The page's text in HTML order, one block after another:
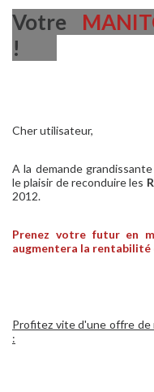
Votre
!
Cher utilisateur,
A la demande
le plaisir de reconduire les
2012.
Prenez votre futur en
augmentera la
Profitez vite d'une offre de
: